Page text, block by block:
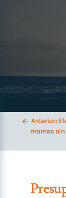
Anterior:
mamas